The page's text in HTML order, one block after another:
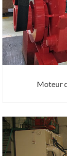
Moteur